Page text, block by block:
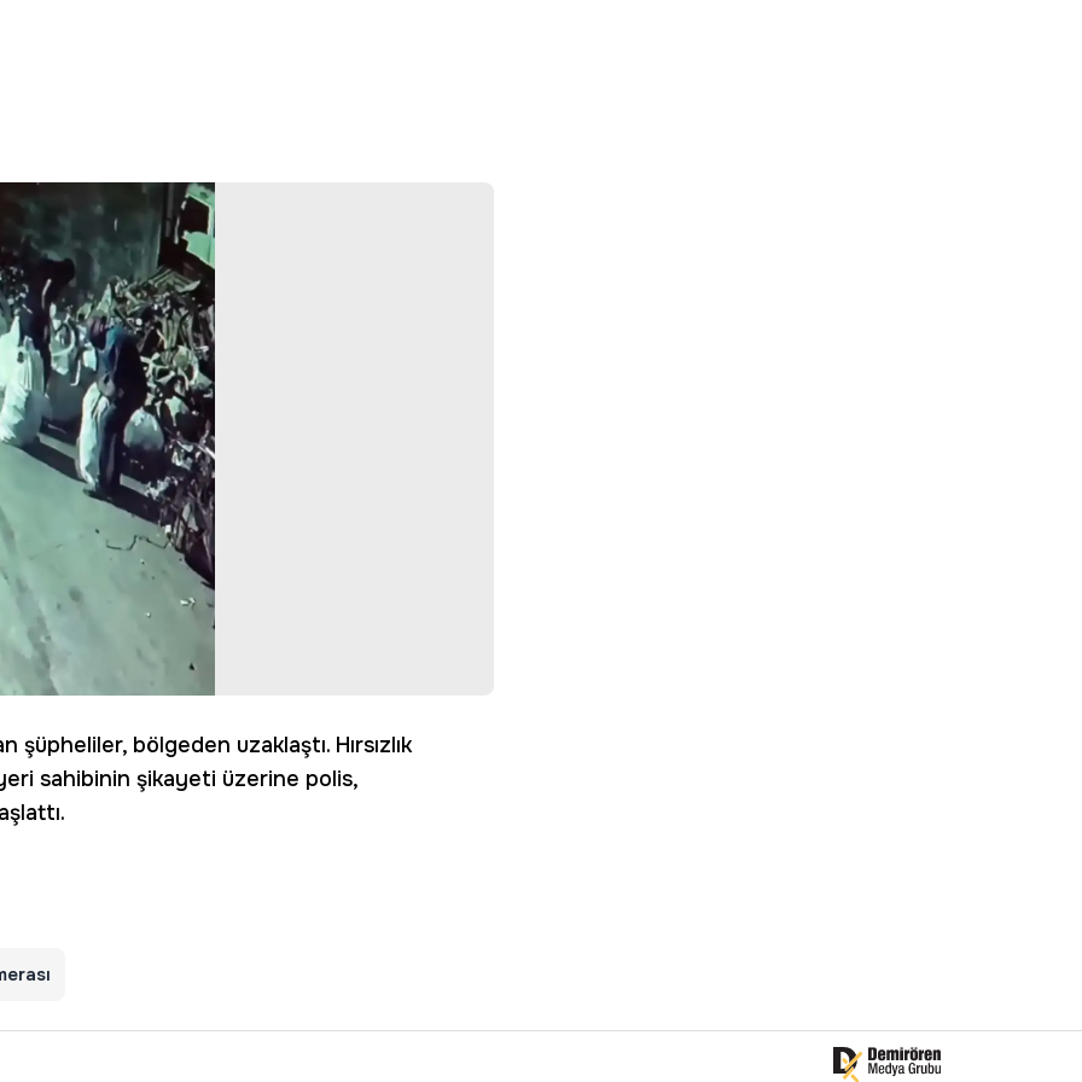
şüpheliler, bölgeden uzaklaştı. Hırsızlık
yeri sahibinin şikayeti üzerine polis,